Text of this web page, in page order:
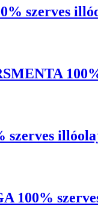
szerves
szerves
100%